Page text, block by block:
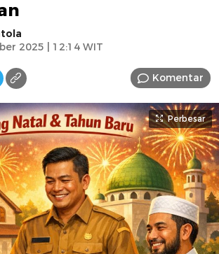
2025 | 12:14 WIT
Komentar
Perbesar